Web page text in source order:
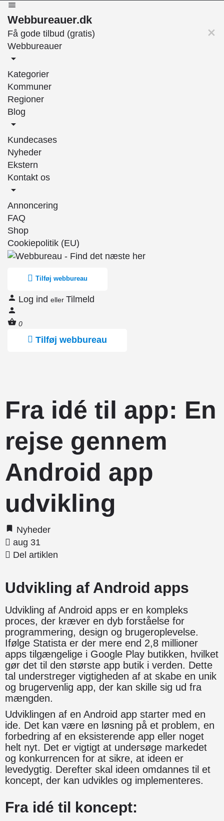
Webbureauer.dk
Få gode tilbud (gratis)
Webbureauer
Kategorier
Kommuner
Regioner
Blog
Kundecases
Nyheder
Ekstern
Kontakt os
Annoncering
FAQ
Shop
Cookiepolitik (EU)
Tilføj webbureau
Log ind eller Tilmeld
0
Tilføj webbureau
Fra idé til app: En
rejse gennem
Android app
udvikling
Nyheder
aug 31
Del artiklen
Udvikling af Android apps
Udvikling af Android apps er en kompleks
proces, der kræver en dyb forståelse for
programmering, design og brugeroplevelse.
Ifølge Statista er der mere end 2,8 millioner
apps tilgængelige i Google Play butikken, hvilket
gør det til den største app butik i verden. Dette
tal understreger vigtigheden af at skabe en unik
og brugervenlig app, der kan skille sig ud fra
mængden.
Udviklingen af en Android app starter med en
ide. Det kan være en løsning på et problem, en
forbedring af en eksisterende app eller noget
helt nyt. Det er vigtigt at undersøge markedet
og konkurrencen for at sikre, at ideen er
levedygtig. Derefter skal ideen omdannes til et
koncept, der kan udvikles og implementeres.
Fra idé til koncept: